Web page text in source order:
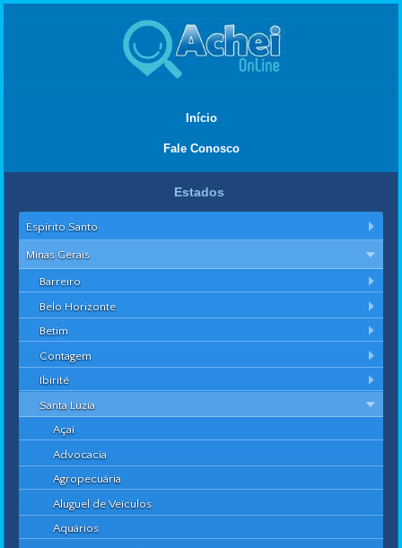
Início
Fale Conosco
Estados
Espírito Santo
Minas Gerais
Barreiro
Belo Horizonte
Betim
Contagem
Ibirité
Santa Luzia
Açaí
Advocacia
Agropecuária
Aluguel de Veículos
Aquários